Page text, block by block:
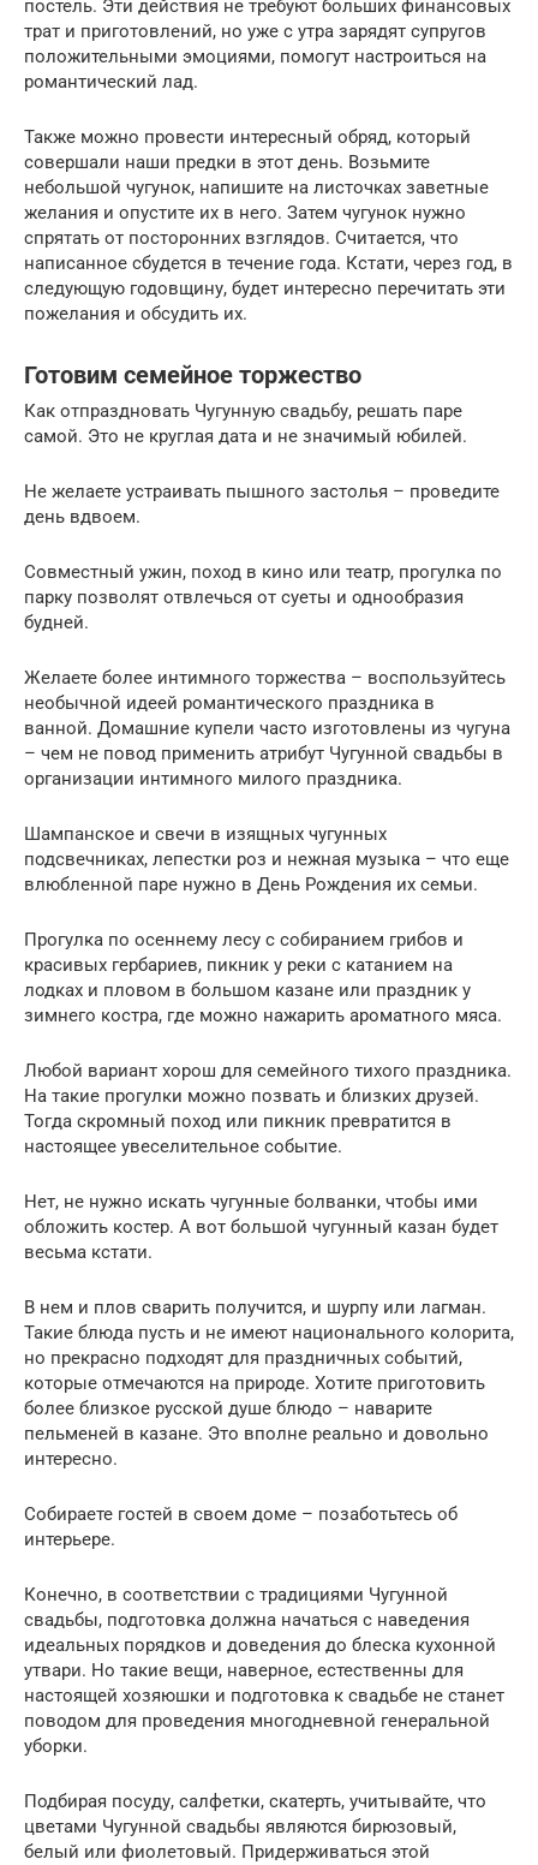
постель. Эти действия не требуют больших финансовых
трат и приготовлений, но уже с утра зарядят супругов
положительными эмоциями, помогут настроиться на
романтический лад.
Также можно провести интересный обряд, который
совершали наши предки в этот день. Возьмите
небольшой чугунок, напишите на листочках заветные
желания и опустите их в него. Затем чугунок нужно
спрятать от посторонних взглядов. Считается, что
написанное сбудется в течение года. Кстати, через год, в
следующую годовщину, будет интересно перечитать эти
пожелания и обсудить их.
Готовим семейное торжество
Как отпраздновать Чугунную свадьбу, решать паре
самой. Это не круглая дата и не значимый юбилей.
Не желаете устраивать пышного застолья – проведите
день вдвоем.
Совместный ужин, поход в кино или театр, прогулка по
парку позволят отвлечься от суеты и однообразия
будней.
Желаете более интимного торжества – воспользуйтесь
необычной идеей романтического праздника в
ванной. Домашние купели часто изготовлены из чугуна
– чем не повод применить атрибут Чугунной свадьбы в
организации интимного милого праздника.
Шампанское и свечи в изящных чугунных
подсвечниках, лепестки роз и нежная музыка – что еще
влюбленной паре нужно в День Рождения их семьи.
Прогулка по осеннему лесу с собиранием грибов и
красивых гербариев, пикник у реки с катанием на
лодках и пловом в большом казане или праздник у
зимнего костра, где можно нажарить ароматного мяса.
Любой вариант хорош для семейного тихого праздника.
На такие прогулки можно позвать и близких друзей.
Тогда скромный поход или пикник превратится в
настоящее увеселительное событие.
Нет, не нужно искать чугунные болванки, чтобы ими
обложить костер. А вот большой чугунный казан будет
весьма кстати.
В нем и плов сварить получится, и шурпу или лагман.
Такие блюда пусть и не имеют национального колорита,
но прекрасно подходят для праздничных событий,
которые отмечаются на природе. Хотите приготовить
более близкое русской душе блюдо – наварите
пельменей в казане. Это вполне реально и довольно
интересно.
Собираете гостей в своем доме – позаботьтесь об
интерьере.
Конечно, в соответствии с традициями Чугунной
свадьбы, подготовка должна начаться с наведения
идеальных порядков и доведения до блеска кухонной
утвари. Но такие вещи, наверное, естественны для
настоящей хозяюшки и подготовка к свадьбе не станет
поводом для проведения многодневной генеральной
уборки.
Подбирая посуду, салфетки, скатерть, учитывайте, что
цветами Чугунной свадьбы являются бирюзовый,
белый или фиолетовый. Придерживаться этой